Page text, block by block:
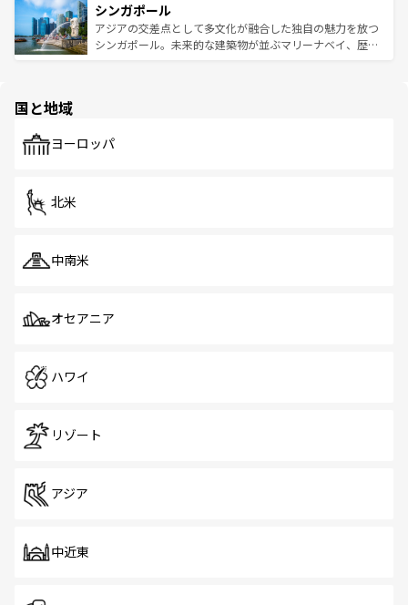
参照してほしい。
激する。気候は一年中温暖で、どの季節にも異なる楽しみ
が待っている。親しみやすいタイの人々、仏教を中心とし
た文化、そして多様な観光資源が、訪れる旅人を魅了し続
み、どこを訪れても感動するはず。観光スポットが密集し
ており、効率よく見どころを回れるのも魅力。息をのむよ
うな絶景から文化的な体験まで、香港を存分に楽しみ尽く
シンガポール
アジアの交差点として多文化が融合した独自の魅力を放つ
シンガポール。未来的な建築物が並ぶマリーナベイ、歴史
で、ホーカーズは地元の風情を楽しめる外せないスポット
国と地域
ヨーロッパ
北米
中南米
オセアニア
ハワイ
リゾート
アジア
中近東